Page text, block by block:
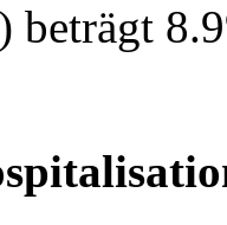
beträgt